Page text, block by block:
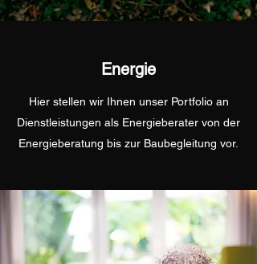
Energie
Hier stellen wir Ihnen unser Portfolio an
Dienstleistungen als Energieberater von der
Energieberatung bis zur Baubegleitung vor.